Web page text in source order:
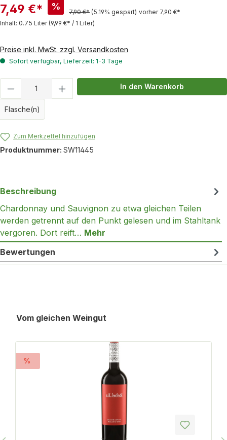
7,49 €* %
7,90 €* (5.19% gespart) vorher 7,90 €*
Inhalt: 0.75 Liter (9,99 €* / 1 Liter)
Preise inkl. MwSt. zzgl. Versandkosten
Sofort verfügbar, Lieferzeit: 1-3 Tage
Produkt Anzahl: Gib den gewünschten
Flasche(n)
In den Warenkorb
Zum Merkzettel hinzufügen
Produktnummer: SW11445
Beschreibung
Chardonnay und Sauvignon zu etwa gleichen Teilen
werden getrennt auf den Punkt gelesen und im Stahltank
vergoren. Dort reift… Mehr
Bewertungen
Produktgalerie überspringen
Vom gleichen Weingut
%